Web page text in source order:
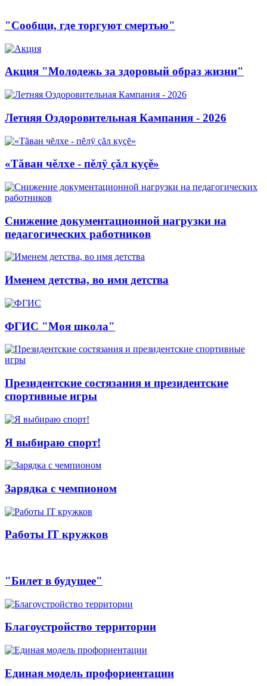
"Сообщи, где торгуют смертью"
Акция "Молодежь за здоровый образ жизни"
Летняя Оздоровительная Кампания - 2026
«Тăван чĕлхе - пĕлÿ çăл куçĕ»
Снижение документационной нагрузки на
педагогических работников
Именем детства, во имя детства
ФГИС "Моя школа"
Президентские состязания и президентские
спортивные игры
Я выбираю спорт!
Зарядка с чемпионом
Работы IT кружков
"Билет в будущее"
Благоустройство территории
Единая модель профориентации